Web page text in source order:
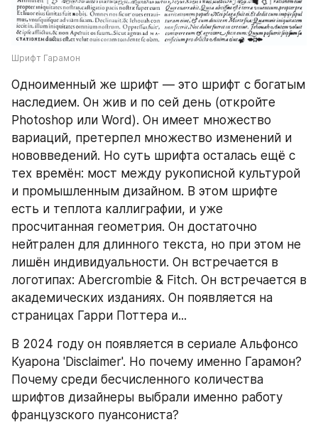
Шрифт Гарамон
Одноименный же шрифт — это шрифт с богатым
наследием. Он жив и по сей день (откройте
Photoshop или Word). Он имеет множество
вариаций, претерпел множество изменений и
нововведений. Но суть шрифта осталась ещё с
тех времён: мост между рукописной культурой
и промышленным дизайном. В этом шрифте
есть и теплота каллиграфии, и уже
просчитанная геометрия. Он достаточно
нейтрален для длинного текста, но при этом не
лишён индивидуальности. Он встречается в
логотипах: Abercrombie & Fitch. Он встречается в
академических изданиях. Он появляется на
страницах Гарри Поттера и...
В 2024 году он появляется в сериале Альфонсо
Куарона 'Disclaimer'. Но почему именно Гарамон?
Почему среди бесчисленного количества
шрифтов дизайнеры выбрали именно работу
французского пуансониста?